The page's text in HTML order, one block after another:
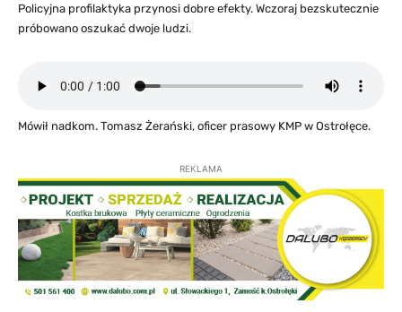
Policyjna profilaktyka przynosi dobre efekty. Wczoraj bezskutecznie
próbowano oszukać dwoje ludzi.
Mówił nadkom. Tomasz Żerański, oficer prasowy KMP w Ostrołęce.
REKLAMA